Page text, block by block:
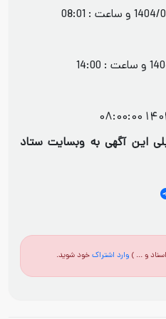
1404/
این آگهی به وبسایت ستاد
و ... ) وارد اشتراکخود شوید.